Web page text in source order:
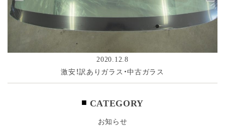
2020.12.8
激安！訳ありガラス・中古ガラス
CATEGORY
お知らせ